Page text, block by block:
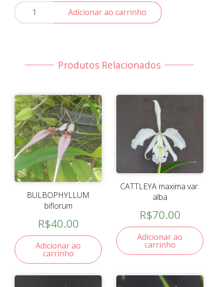
ERIA
elata
Adicionar ao carrinho
Produtos Relacionados
BULBOPHYLLUM
biflorum
R$40.00
Adicionar ao
carrinho
CATTLEYA maxima var.
alba
R$70.00
Adicionar ao
carrinho